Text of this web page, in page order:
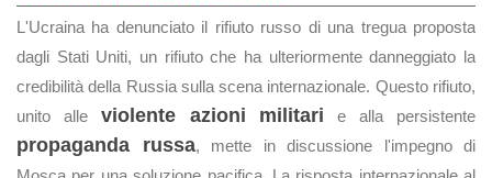
L'Ucraina ha denunciato il rifiuto russo di una tregua proposta
dagli Stati Uniti, un rifiuto che ha ulteriormente danneggiato la
credibilità della Russia sulla scena internazionale. Questo rifiuto,
unito alle violente azioni militari e alla persistente
propaganda russa, mette in discussione l'impegno di